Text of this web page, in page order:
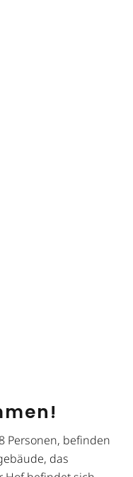
Personen, befinden
das